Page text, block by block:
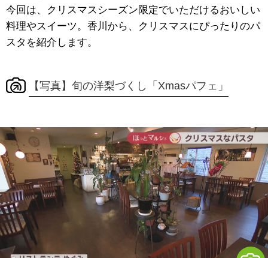
今回は、クリスマスシーズン限定でいただけるおいしい
料理やスイーツ。香川から、クリスマスにぴったりのパ
スタを紹介します。
【写真】旬の洋梨づくし「Xmasパフェ」